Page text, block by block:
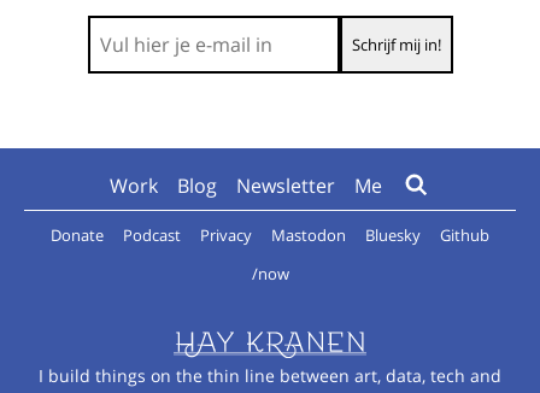
I build things on the thin line between art, data, tech and
Work Blog Newsletter Me
Donate Podcast Privacy Mastodon Bluesky
Github
/now